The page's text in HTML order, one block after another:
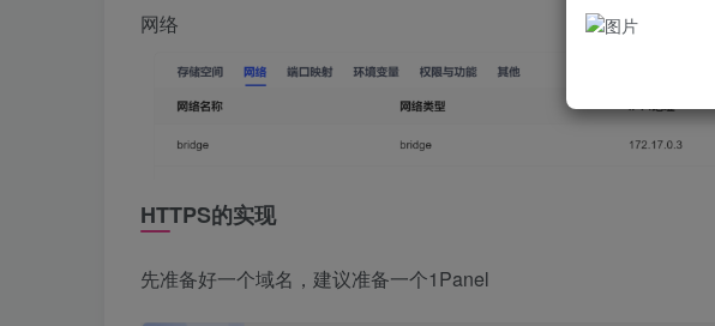
网络
HTTPS的实现
先准备好一个域名，建议准备一个1Panel